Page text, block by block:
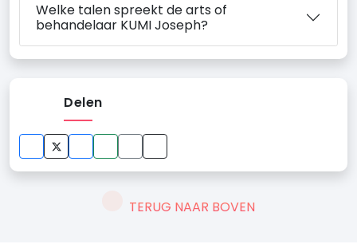
Welke talen spreekt de arts of
behandelaar KUMI Joseph?
Delen
TERUG NAAR BOVEN